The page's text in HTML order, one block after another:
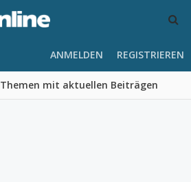
Themen mit aktuellen Beiträgen
ANMELDEN REGISTRIEREN